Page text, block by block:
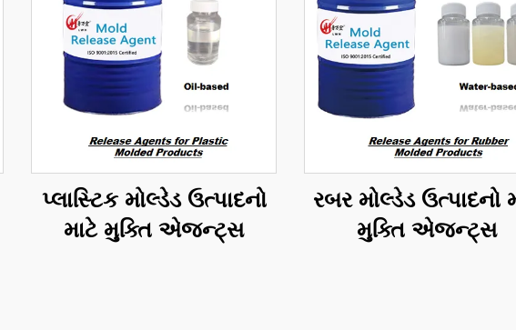
પ્લાસ્ટિક મોલ્ડેડ ઉત્પાદનો
માટે મુક્તિ એજન્ટ્સ
રબર મોલ્ડેડ ઉત્પાદનો
મુક્તિ એજન્ટ્સ